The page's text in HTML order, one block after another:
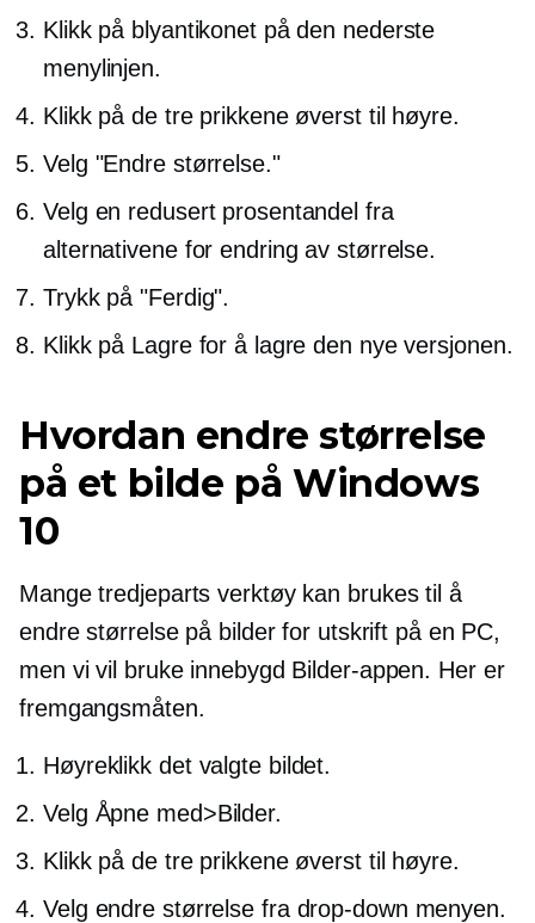
Klikk på blyantikonet på den nederste
menylinjen.
Klikk på de tre prikkene øverst til høyre.
Velg "Endre størrelse."
Velg en redusert prosentandel fra
alternativene for endring av størrelse.
Trykk på "Ferdig".
Klikk på Lagre for å lagre den nye versjonen.
Hvordan endre størrelse
på et bilde på Windows
10
Mangetredjeparts verktøy kan brukes til å
endre størrelse på bilder for utskrift på en PC,
men vi vil bruke innebygd Bilder-appen. Her er
fremgangsmåten.
Høyreklikk det valgte bildet.
Velg Åpne med>Bilder.
Klikk på de tre prikkene øverst til høyre.
Velg endre størrelse fra drop-down menyen.